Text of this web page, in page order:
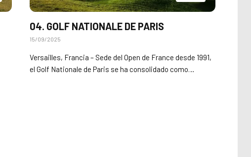
04. GOLF NATIONALE DE PARIS
15/09/2025
Versailles, Francia – Sede del Open de France desde 1991,
el Golf Nationale de Paris se ha consolidado como…